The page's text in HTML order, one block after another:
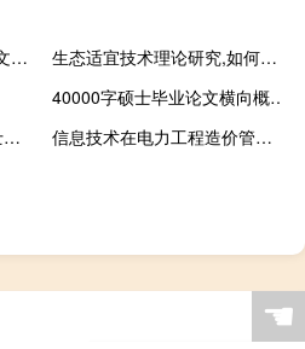
894字论文格式会计专业论文的选题
生态适宜技术理论研究,如何理解绿色生态？
40000字硕士毕业论文横向概念任务中以对象为中心的儿童参考系统特征研究
4543字开题报告微电子硕士论文开篇报告范文的多波段声纳换能器匹配网络和线性功率放大器
信息技术在电力工程造价管理中的应用现状分析,电力工程造价定额管理中心站(2011)5号文件
☚